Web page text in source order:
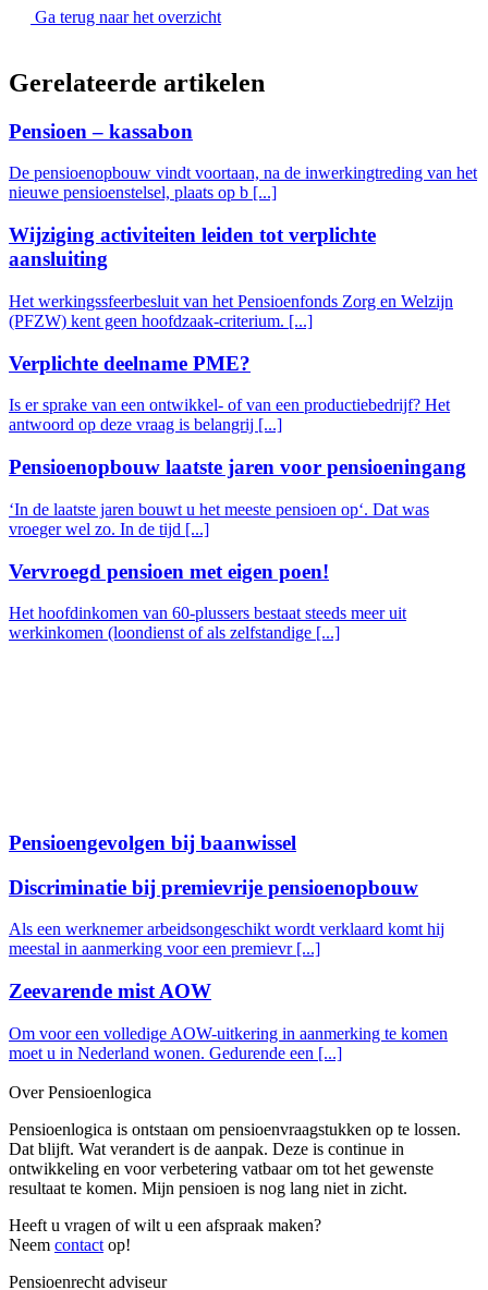
Ga terug naar het overzicht
Gerelateerde artikelen
Pensioen – kassabon
De pensioenopbouw vindt voortaan, na de inwerkingtreding van het
nieuwe pensioenstelsel, plaats op b [...]
Wijziging activiteiten leiden tot verplichte
aansluiting
Het werkingssfeerbesluit van het Pensioenfonds Zorg en Welzijn
(PFZW) kent geen hoofdzaak-criterium. [...]
Verplichte deelname PME?
Is er sprake van een ontwikkel- of van een productiebedrijf? Het
antwoord op deze vraag is belangrij [...]
Pensioenopbouw laatste jaren voor pensioeningang
‘In de laatste jaren bouwt u het meeste pensioen op‘. Dat was
vroeger wel zo. In de tijd [...]
Vervroegd pensioen met eigen poen!
Het hoofdinkomen van 60-plussers bestaat steeds meer uit
werkinkomen (loondienst of als zelfstandige [...]
Pensioengevolgen bij baanwissel
Discriminatie bij premievrije pensioenopbouw
Als een werknemer arbeidsongeschikt wordt verklaard komt hij
meestal in aanmerking voor een premievr [...]
Zeevarende mist AOW
Om voor een volledige AOW-uitkering in aanmerking te komen
moet u in Nederland wonen. Gedurende een [...]
Over Pensioenlogica
Pensioenlogica is ontstaan om pensioenvraagstukken op te lossen.
Dat blijft. Wat verandert is de aanpak. Deze is continue in
ontwikkeling en voor verbetering vatbaar om tot het gewenste
resultaat te komen. Mijn pensioen is nog lang niet in zicht.
Heeft u vragen of wilt u een afspraak maken?
Neem contact op!
Pensioenrecht adviseur